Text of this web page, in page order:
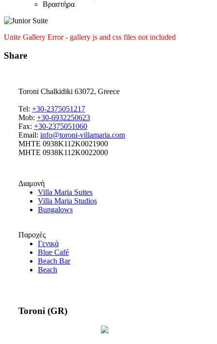
Βραστήρα
Unite Gallery Error - gallery js and css files not included
Share
Toroni Chalkidiki 63072, Greece
Tel: +30-2375051217
Mob: +30-6932250623
Fax: +30-2375051060
Email: info@toroni-villamaria.com
MHTE 0938K112K0021900
MHTE 0938K112K0022000
Διαμονή
Villa Maria Suites
Villa Maria Studios
Bungalows
Παροχές
Γενικά
Blue Café
Beach Bar
Beach
Toroni (GR)